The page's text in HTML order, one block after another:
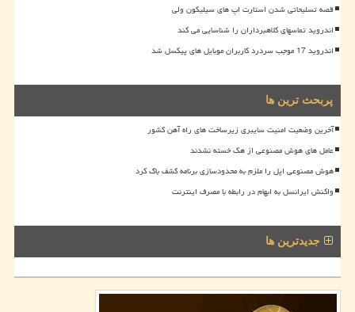
قصه تسلیحاتی شدن استارت اپ های سیلیکون ولی
اندروید تماسهای کلاهبرداران را شناسایی می کند
اندروید 17 موجب سردرد کاربران موبایل های پیکسل شد
پربحث ترین ها
آخرین وضعیت امنیت سایبری زیرساخت های راه آهن کشور
عامل های هوش مصنوعی از هک خسته نشدند
هوش مصنوعی اپل را ملزم به محدودسازی برنامه کشف باگ کرد
واکنش ایرانسل به ابهام در رابطه با مصرف اینترنت
جدیدترین ها